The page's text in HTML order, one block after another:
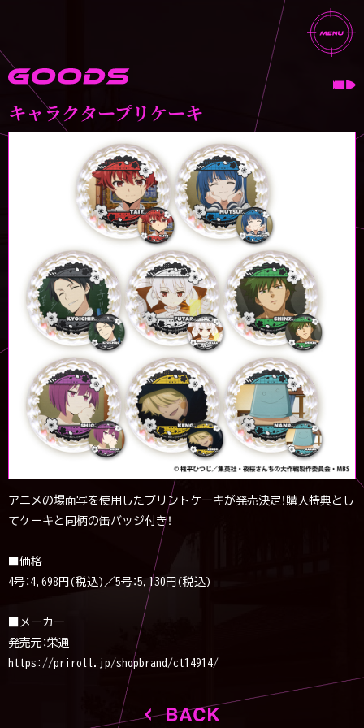
キャラクタープリケーキ
アニメの場面写を使用したプリントケーキが発売決定！購入特典とし
てケーキと同柄の缶バッジ付き！
■価格
4号：4,698円(税込)／5号：5,130円(税込)
■メーカー
発売元：栄通
https://priroll.jp/shopbrand/ct14914/